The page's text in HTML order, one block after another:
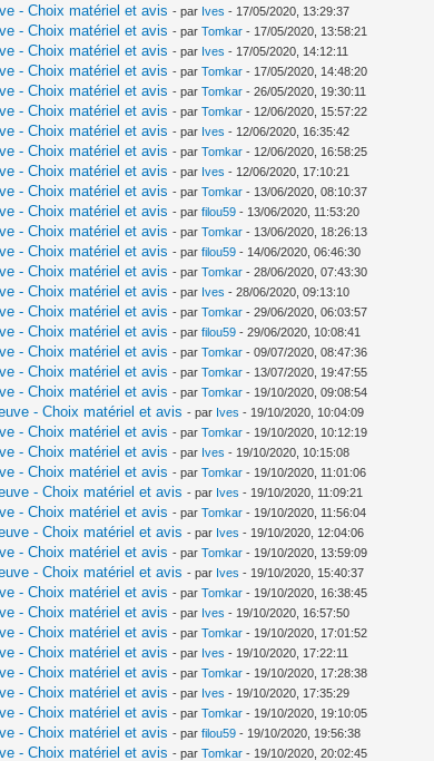
- Choix matériel et avis - par Ives - 17/05/2020, 13:29:37
- Choix matériel et avis - parTomkar - 17/05/2020, 13:58:21
- Choix matériel et avis - par Ives - 17/05/2020, 14:12:11
- Choix matériel et avis - parTomkar - 17/05/2020, 14:48:20
- Choix matériel et avis - parTomkar - 26/05/2020, 19:30:11
- Choix matériel et avis - parTomkar - 12/06/2020, 15:57:22
- Choix matériel et avis - par Ives - 12/06/2020, 16:35:42
- Choix matériel et avis - parTomkar - 12/06/2020, 16:58:25
- Choix matériel et avis - par Ives - 12/06/2020, 17:10:21
- Choix matériel et avis - parTomkar - 13/06/2020, 08:10:37
- Choix matériel et avis - parfilou59 - 13/06/2020, 11:53:20
- Choix matériel et avis - parTomkar - 13/06/2020, 18:26:13
- Choix matériel et avis - parfilou59 - 14/06/2020, 06:46:30
- Choix matériel et avis - parTomkar - 28/06/2020, 07:43:30
- Choix matériel et avis - par Ives - 28/06/2020, 09:13:10
- Choix matériel et avis - parTomkar - 29/06/2020, 06:03:57
- Choix matériel et avis - parfilou59 - 29/06/2020, 10:08:41
- Choix matériel et avis - parTomkar - 09/07/2020, 08:47:36
- Choix matériel et avis - parTomkar - 13/07/2020, 19:47:55
- Choix matériel et avis - parTomkar - 19/10/2020, 09:08:54
- Choix matériel et avis - par Ives - 19/10/2020, 10:04:09
- Choix matériel et avis - parTomkar - 19/10/2020, 10:12:19
- Choix matériel et avis - par Ives - 19/10/2020, 10:15:08
- Choix matériel et avis - parTomkar - 19/10/2020, 11:01:06
- Choix matériel et avis - par Ives - 19/10/2020, 11:09:21
- Choix matériel et avis - parTomkar - 19/10/2020, 11:56:04
- Choix matériel et avis - par Ives - 19/10/2020, 12:04:06
- Choix matériel et avis - parTomkar - 19/10/2020, 13:59:09
- Choix matériel et avis - par Ives - 19/10/2020, 15:40:37
- Choix matériel et avis - parTomkar - 19/10/2020, 16:38:45
- Choix matériel et avis - par Ives - 19/10/2020, 16:57:50
- Choix matériel et avis - parTomkar - 19/10/2020, 17:01:52
- Choix matériel et avis - par Ives - 19/10/2020, 17:22:11
- Choix matériel et avis - parTomkar - 19/10/2020, 17:28:38
- Choix matériel et avis - par Ives - 19/10/2020, 17:35:29
- Choix matériel et avis - parTomkar - 19/10/2020, 19:10:05
- Choix matériel et avis - parfilou59 - 19/10/2020, 19:56:38
- Choix matériel et avis - parTomkar - 19/10/2020, 20:02:45